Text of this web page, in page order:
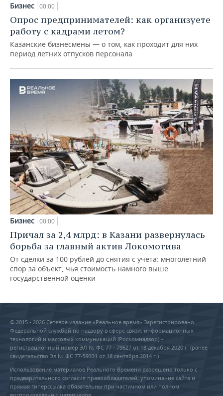
Бизнес 00:00
Опрос предпринимателей: как организуете
работу с кадрами летом?
Казанские бизнесмены — о том, как проходит для них
период летних отпусков персонала
Бизнес 00:00
Причал за 2,4 млрд: в Казани развернулась
борьба за главный актив Локомотива
От сделки за 100 рублей до снятия с учета: многолетний
спор за объект, чья стоимость намного выше
государственной оценки
© 2015 - 2026 Сетевое издание «Реальное время» Зарегистрировано
Федеральной службой по надзору в сфере связи, информационных
технологий и массовых коммуникаций (Роскомнадзор) –
регистрационный номер ЭЛ № ФС 77 - 79627 от 18 декабря 2020 г. (ранее
свидетельство Эл № ФС 77-59331 от 18 сентября 2014 г.)
Использование материалов Реального Времени разрешено только с
предварительного согласия правообладателей, упоминание сайта и
прямая гиперссылка обязательны при частичном или полном
воспроизведении материалов.